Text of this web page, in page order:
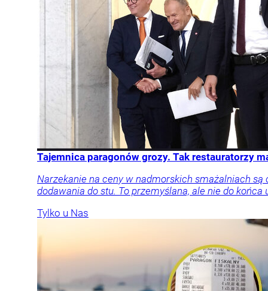
Tajemnica paragonów grozy. Tak restauratorzy
Narzekanie na ceny w nadmorskich smażalniach
dodawania do stu. To przemyślana, ale nie do
Tylko u Nas